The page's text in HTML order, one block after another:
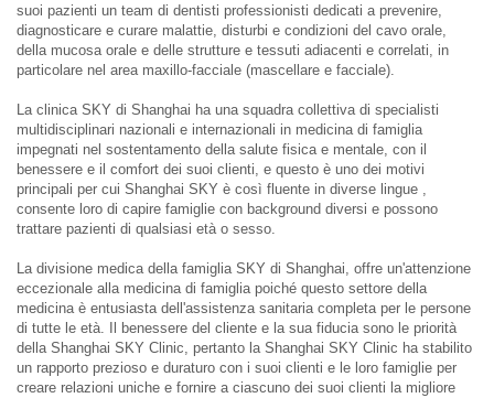
suoi pazienti un team di dentisti professionisti dedicati a prevenire,
diagnosticare e curare malattie, disturbi e condizioni del cavo orale,
della mucosa orale e delle strutture e tessuti adiacenti e correlati, in
particolare nel area maxillo-facciale (mascellare e facciale).
La clinica SKY di Shanghai ha una squadra collettiva di specialisti
multidisciplinari nazionali e internazionali in medicina di famiglia
impegnati nel sostentamento della salute fisica e mentale, con il
benessere e il comfort dei suoi clienti, e questo è uno dei motivi
principali per cui Shanghai SKY è così fluente in diverse lingue ,
consente loro di capire famiglie con background diversi e possono
trattare pazienti di qualsiasi età o sesso.
La divisione medica della famiglia SKY di Shanghai, offre un'attenzione
eccezionale alla medicina di famiglia poiché questo settore della
medicina è entusiasta dell'assistenza sanitaria completa per le persone
di tutte le età. Il benessere del cliente e la sua fiducia sono le priorità
della Shanghai SKY Clinic, pertanto la Shanghai SKY Clinic ha stabilito
un rapporto prezioso e duraturo con i suoi clienti e le loro famiglie per
creare relazioni uniche e fornire a ciascuno dei suoi clienti la migliore